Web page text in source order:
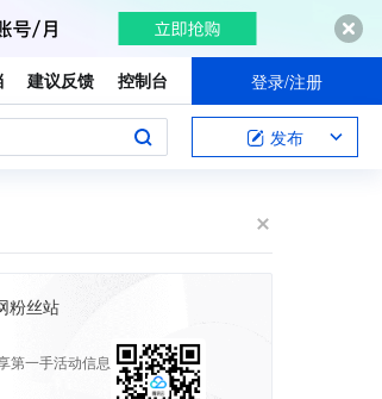
建议反馈 控制台 登录/注册
发布
粉丝站
第一手活动信息